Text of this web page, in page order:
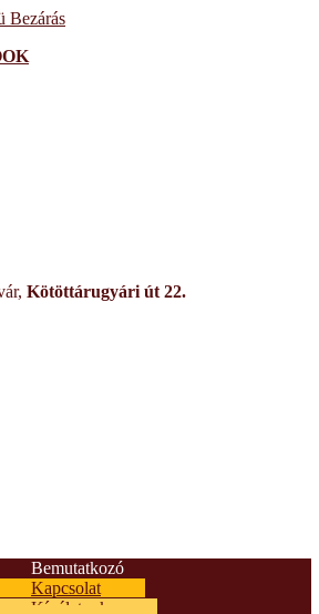
Bezárás
Kötöttárugyári út 22.
Bemutatkozó
Kapcsolat
Kínálatunk